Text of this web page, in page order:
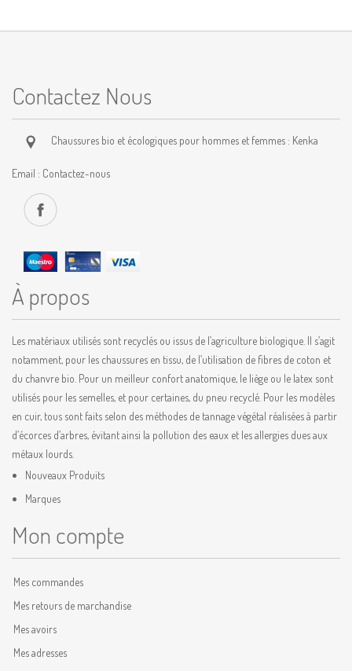
Contactez Nous
Chaussures bio et écologiques pour hommes et femmes : Kenka
Email : Contactez-nous
À propos
Les matériaux utilisés sont recyclés ou issus de l’agriculture biologique. Il s’agit
notamment, pour les chaussures en tissu, de l’utilisation de fibres de coton et
du chanvre bio. Pour un meilleur confort anatomique, le liège ou le latex sont
utilisés pour les semelles, et pour certaines, du pneu recyclé. Pour les modèles
en cuir, tous sont faits selon des méthodes de tannage végétal réalisées à partir
d’écorces d’arbres, évitant ainsi la pollution des eaux et les allergies dues aux
métaux lourds.
Nouveaux Produits
Marques
Mon compte
Mes commandes
Mes retours de marchandise
Mes avoirs
Mes adresses